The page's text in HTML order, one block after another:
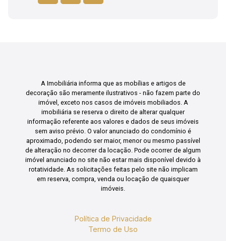
A Imobiliária informa que as mobílias e artigos de
decoração são meramente ilustrativos - não fazem parte do
imóvel, exceto nos casos de imóveis mobiliados. A
imobiliária se reserva o direito de alterar qualquer
informação referente aos valores e dados de seus imóveis
sem aviso prévio. O valor anunciado do condomínio é
aproximado, podendo ser maior, menor ou mesmo passível
de alteração no decorrer da locação. Pode ocorrer de algum
imóvel anunciado no site não estar mais disponível devido à
rotatividade. As solicitações feitas pelo site não implicam
em reserva, compra, venda ou locação de quaisquer
imóveis.
Política de Privacidade
Termo de Uso